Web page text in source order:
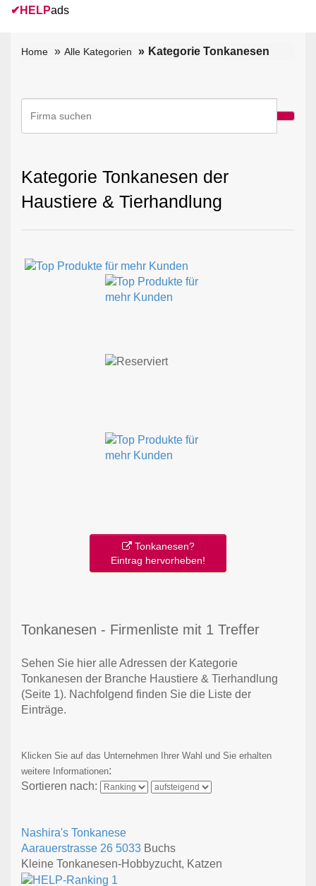
✔ HELPads
Home Alle Kategorien Kategorie Tonkanesen
Kategorie Tonkanesen der
Haustiere & Tierhandlung
Tonkanesen?
Eintrag hervorheben!
Tonkanesen - Firmenliste mit 1 Treffer
Sehen Sie hier alle Adressen der Kategorie
Tonkanesen der Branche Haustiere & Tierhandlung
(Seite 1). Nachfolgend finden Sie die Liste der
Einträge.
Klicken Sie auf das Unternehmen Ihrer Wahl und Sie erhalten
weitere Informationen:
Sortieren nach:
Nashira's Tonkanese
Aarauerstrasse 26 5033 Buchs
Kleine Tonkanesen-Hobbyzucht, Katzen